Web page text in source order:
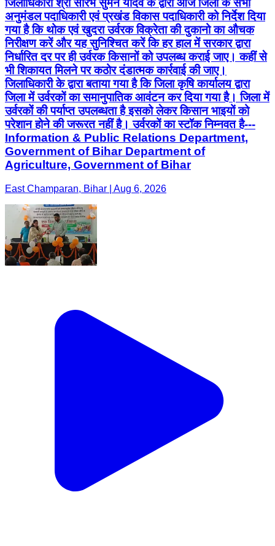
जिलाधिकारी श्री सौरभ सुमन यादव के द्वारा आज जिला के सभी
अनुमंडल पदाधिकारी एवं प्रखंड विकास पदाधिकारी को निर्देश दिया
गया है कि थोक एवं खुदरा उर्वरक विक्रेता की दुकानो का औचक
निरीक्षण करें और यह सुनिश्चित करें कि हर हाल में सरकार द्वारा
निर्धारित दर पर ही उर्वरक किसानों को उपलब्ध कराई जाए। कहीं से
भी शिकायत मिलने पर कठोर दंडात्मक कार्रवाई की जाए।
जिलाधिकारी के द्वारा बताया गया है कि जिला कृषि कार्यालय द्वारा
जिला में उर्वरकों का समानुपातिक आवंटन कर दिया गया है। जिला में
उर्वरकों की पर्याप्त उपलब्धता है इसको लेकर किसान भाइयों को
परेशान होने की जरूरत नहीं है। उर्वरकों का स्टॉक निम्नवत है---
Information & Public Relations Department,
Government of Bihar Department of
Agriculture, Government of Bihar
East Champaran, Bihar | Aug 6, 2026